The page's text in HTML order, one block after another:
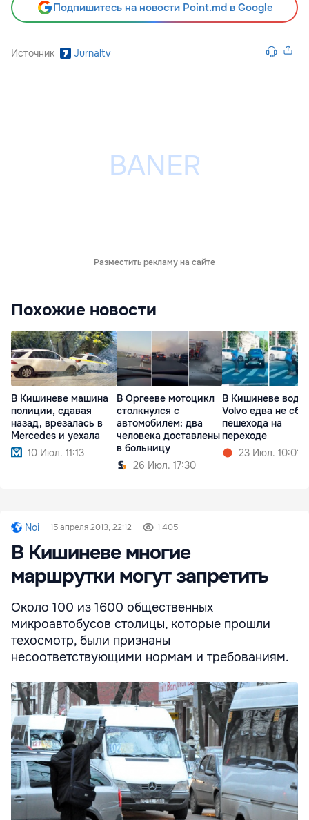
Подпишитесь на новости Point.md в Google
Источник Jurnaltv
Разместить рекламу на сайте
Похожие новости
В Кишиневе машина
полиции, сдавая
назад, врезалась в
Mercedes и уехала
10 Июл. 11:13
В Оргееве мотоцикл
столкнулся с
автомобилем: два
человека доставлены
в больницу
26 Июл. 17:30
В Кишиневе
Volvo едва не
пешехода на
переходе
23 Июл. 10:01
Noi 15 апреля 2013, 22:12 1 405
В Кишиневе многие
маршрутки могут запретить
Около 100 из 1600 общественных
микроавтобусов столицы, которые прошли
техосмотр, были признаны
несоответствующими нормам и требованиям.